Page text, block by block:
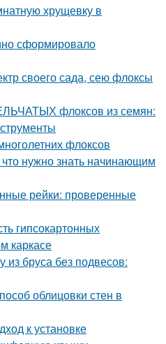
хрущевку в
сформировало
своего сада, сею флоксы
флоксов из семян:
флоксов
нужно знать начинающим
рейки: проверенные
гипсокартонных
каркасе
бруса без подвесов:
облицовки стен в
к установке